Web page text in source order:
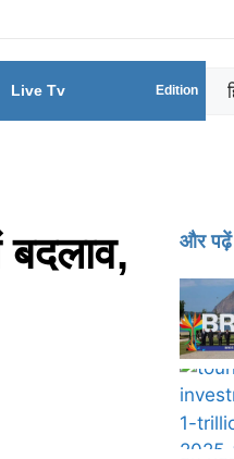
Live Tv Edition
और पढ़ें